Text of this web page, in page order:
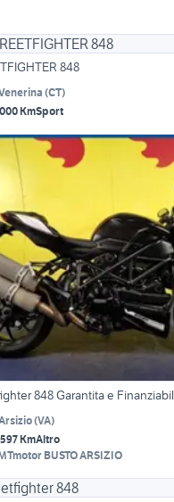
848
(CT)
KmSport
848 Garantita e Finanziabil
(VA)
KmAltro
BUSTO ARSIZIO